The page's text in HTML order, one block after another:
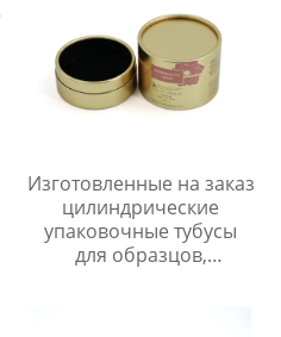
Изготовленные на заказ
цилиндрические
упаковочные тубусы
для образцов,